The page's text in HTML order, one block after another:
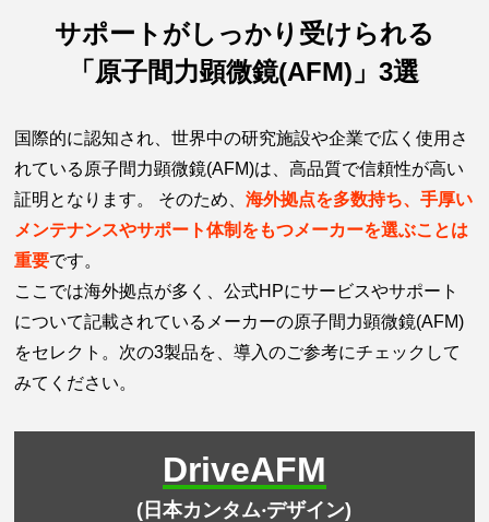
サポートがしっかり受けられる
「原子間力顕微鏡(AFM)」3選
国際的に認知され、世界中の研究施設や企業で広く使用さ
れている原子間力顕微鏡(AFM)は、高品質で信頼性が高い
証明となります。 そのため、海外拠点を多数持ち、手厚い
メンテナンスやサポート体制をもつメーカーを選ぶことは
重要です。
ここでは海外拠点が多く、公式HPにサービスやサポート
について記載されているメーカーの原子間力顕微鏡(AFM)
をセレクト。次の3製品を、導入のご参考にチェックして
みてください。
DriveAFM
(⽇本カンタム‧デザイン)